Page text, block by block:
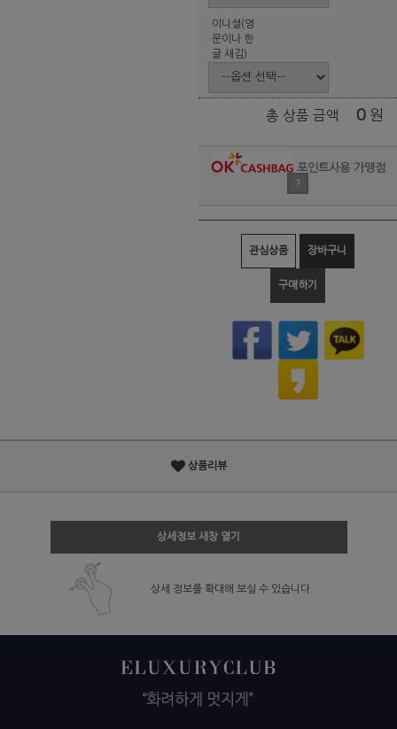
이니셜(영
문이나 한
글 새김)
총 상품 금액 0 원
포인트사용 가맹점
?
관심상품 장바구니
구매하기
상품리뷰
상세정보 새창 열기
상세 정보를 확대해 보실 수 있습니다.